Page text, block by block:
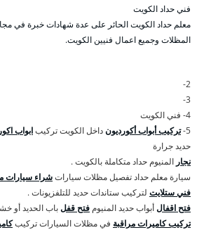
فني حداد الكويت
معلم حداد الكويت الحائر على عدة شهادات خبرة في
المظلات وجميع اعمال فنيين الكويت.
2-
3-
4- فني الكويت
5- تركيب أبواب أكورديونداخل الكويت تركيبابواب
حديد جرارة
نجار المنيوم حداد متكاملة بالكويت .
سيارة معلم حداد تفصيل مظلات سياراتشراء سيارات
فني ستلايت لتركيب ستاندات حديد للتلفزيونات .
فتح اقفالأبواب حديد المنيوم فتح قفلباب الحديد أو
تركيب كاميرات مراقبة في مظلات السيارات تركيب